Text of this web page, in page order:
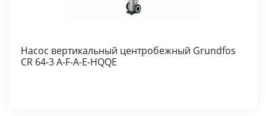
Насос вертикальный центробежный Grundfos
CR 64-3 A-F-A-E-HQQE